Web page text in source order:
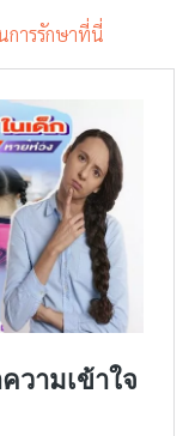
การรักษาที่นี่